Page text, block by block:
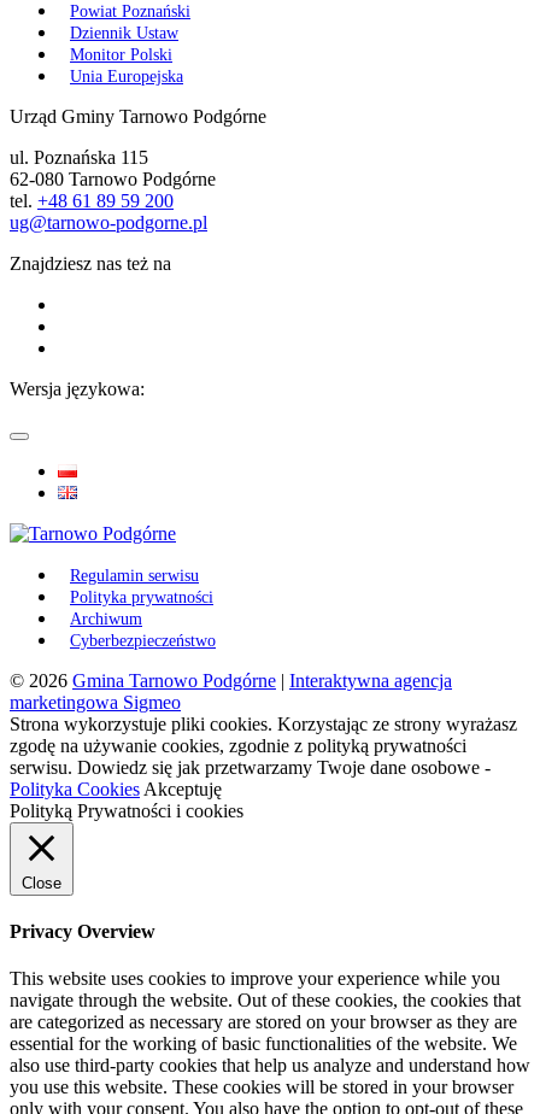
Powiat Poznański
Dziennik Ustaw
Monitor Polski
Unia Europejska
Urząd Gminy Tarnowo Podgórne
ul. Poznańska 115
62-080 Tarnowo Podgórne
tel. +48 61 89 59 200
ug@tarnowo-podgorne.pl
Znajdziesz nas też na
Wersja językowa:
Regulamin serwisu
Polityka prywatności
Archiwum
Cyberbezpieczeństwo
© 2026 Gmina Tarnowo Podgórne | Interaktywna agencja
marketingowa Sigmeo
Strona wykorzystuje pliki cookies. Korzystając ze strony wyrażasz
zgodę na używanie cookies, zgodnie z polityką prywatności
serwisu. Dowiedz się jak przetwarzamy Twoje dane osobowe -
Polityka Cookies Akceptuję
Polityką Prywatności i cookies
Close
Privacy Overview
This website uses cookies to improve your experience while you
navigate through the website. Out of these cookies, the cookies that
are categorized as necessary are stored on your browser as they are
essential for the working of basic functionalities of the website. We
also use third-party cookies that help us analyze and understand how
you use this website. These cookies will be stored in your browser
only with your consent. You also have the option to opt-out of these